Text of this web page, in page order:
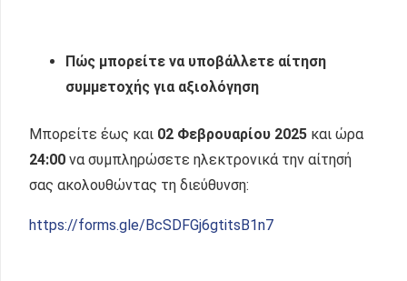
Πώς μπορείτε να υποβάλλετε αίτηση
συμμετοχής για αξιολόγηση
Μπορείτε έως και 02 Φεβρουαρίου 2025 και ώρα
24:00 να συμπληρώσετε ηλεκτρονικά την αίτησή
σας ακολουθώντας τη διεύθυνση:
https://forms.gle/BcSDFGj6gtitsB1n7